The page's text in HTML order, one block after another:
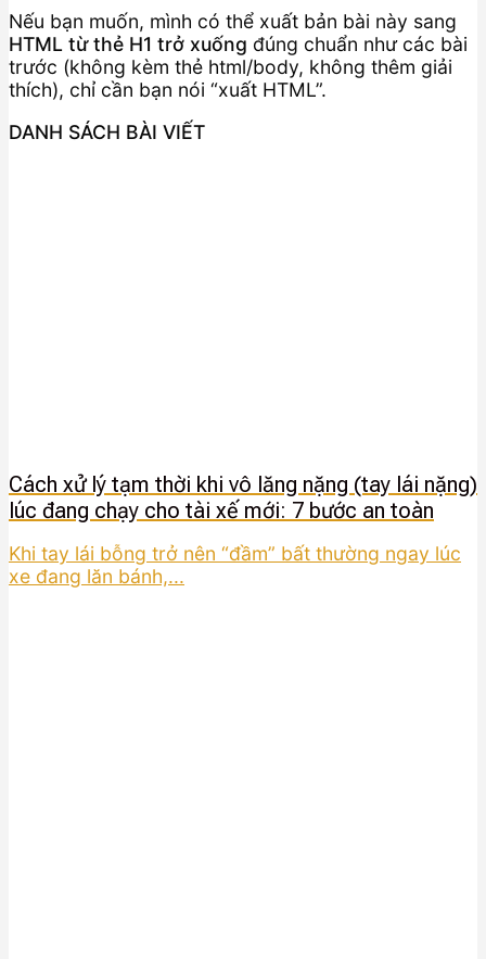
Nếu bạn muốn, mình có thể xuất bản bài này sang
HTML từ thẻ H1 trở xuống đúng chuẩn như các bài
trước (không kèm thẻ html/body, không thêm giải
thích), chỉ cần bạn nói “xuất HTML”.
DANH SÁCH BÀI VIẾT
Cách xử lý tạm thời khi vô lăng nặng (tay lái nặng)
lúc đang chạy cho tài xế mới: 7 bước an toàn
Khi tay lái bỗng trở nên “đầm” bất thường ngay lúc
xe đang lăn bánh,...